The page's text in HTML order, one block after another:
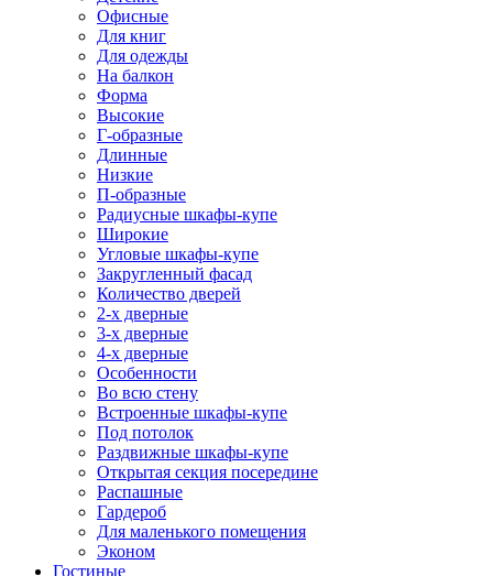
Офисные
Для книг
Для одежды
На балкон
Форма
Высокие
Г-образные
Длинные
Низкие
П-образные
Радиусные шкафы-купе
Широкие
Угловые шкафы-купе
Закругленный фасад
Количество дверей
2-х дверные
3-х дверные
4-х дверные
Особенности
Во всю стену
Встроенные шкафы-купе
Под потолок
Раздвижные шкафы-купе
Открытая секция посередине
Распашные
Гардероб
Для маленького помещения
Эконом
Гостиные